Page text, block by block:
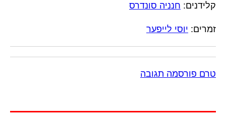
קלידנים: חנניה סונדרס
זמרים: יוסי לייפער
טרם פורסמה תגובה